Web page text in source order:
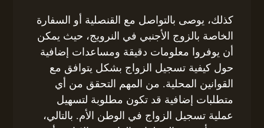
كذلك، يوصى بالتواصل مع القنصلية أو السفارة
الخاصة بالزوج الأجنبي في النرويج، حيث يمكن
أن يوفروا معلومات دقيقة ومساعدات إضافية
حول كيفية تسجيل الزواج بشكل يتوافق مع
القوانين المحلية. من المهم التحقق من أي
متطلبات إضافية قد تكون مطلوبة لتسهيل
عملية تسجيل الزواج في الوطن الأم. بالتالي،